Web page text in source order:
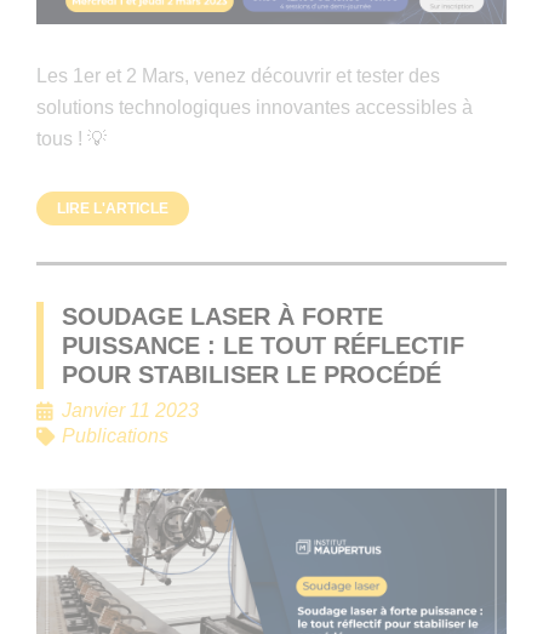
Les 1er et 2 Mars, venez découvrir et tester des
solutions technologiques innovantes accessibles à
tous ! 💡
LIRE L'ARTICLE
SOUDAGE LASER À FORTE
PUISSANCE : LE TOUT RÉFLECTIF
POUR STABILISER LE PROCÉDÉ
Janvier 11 2023
Publications